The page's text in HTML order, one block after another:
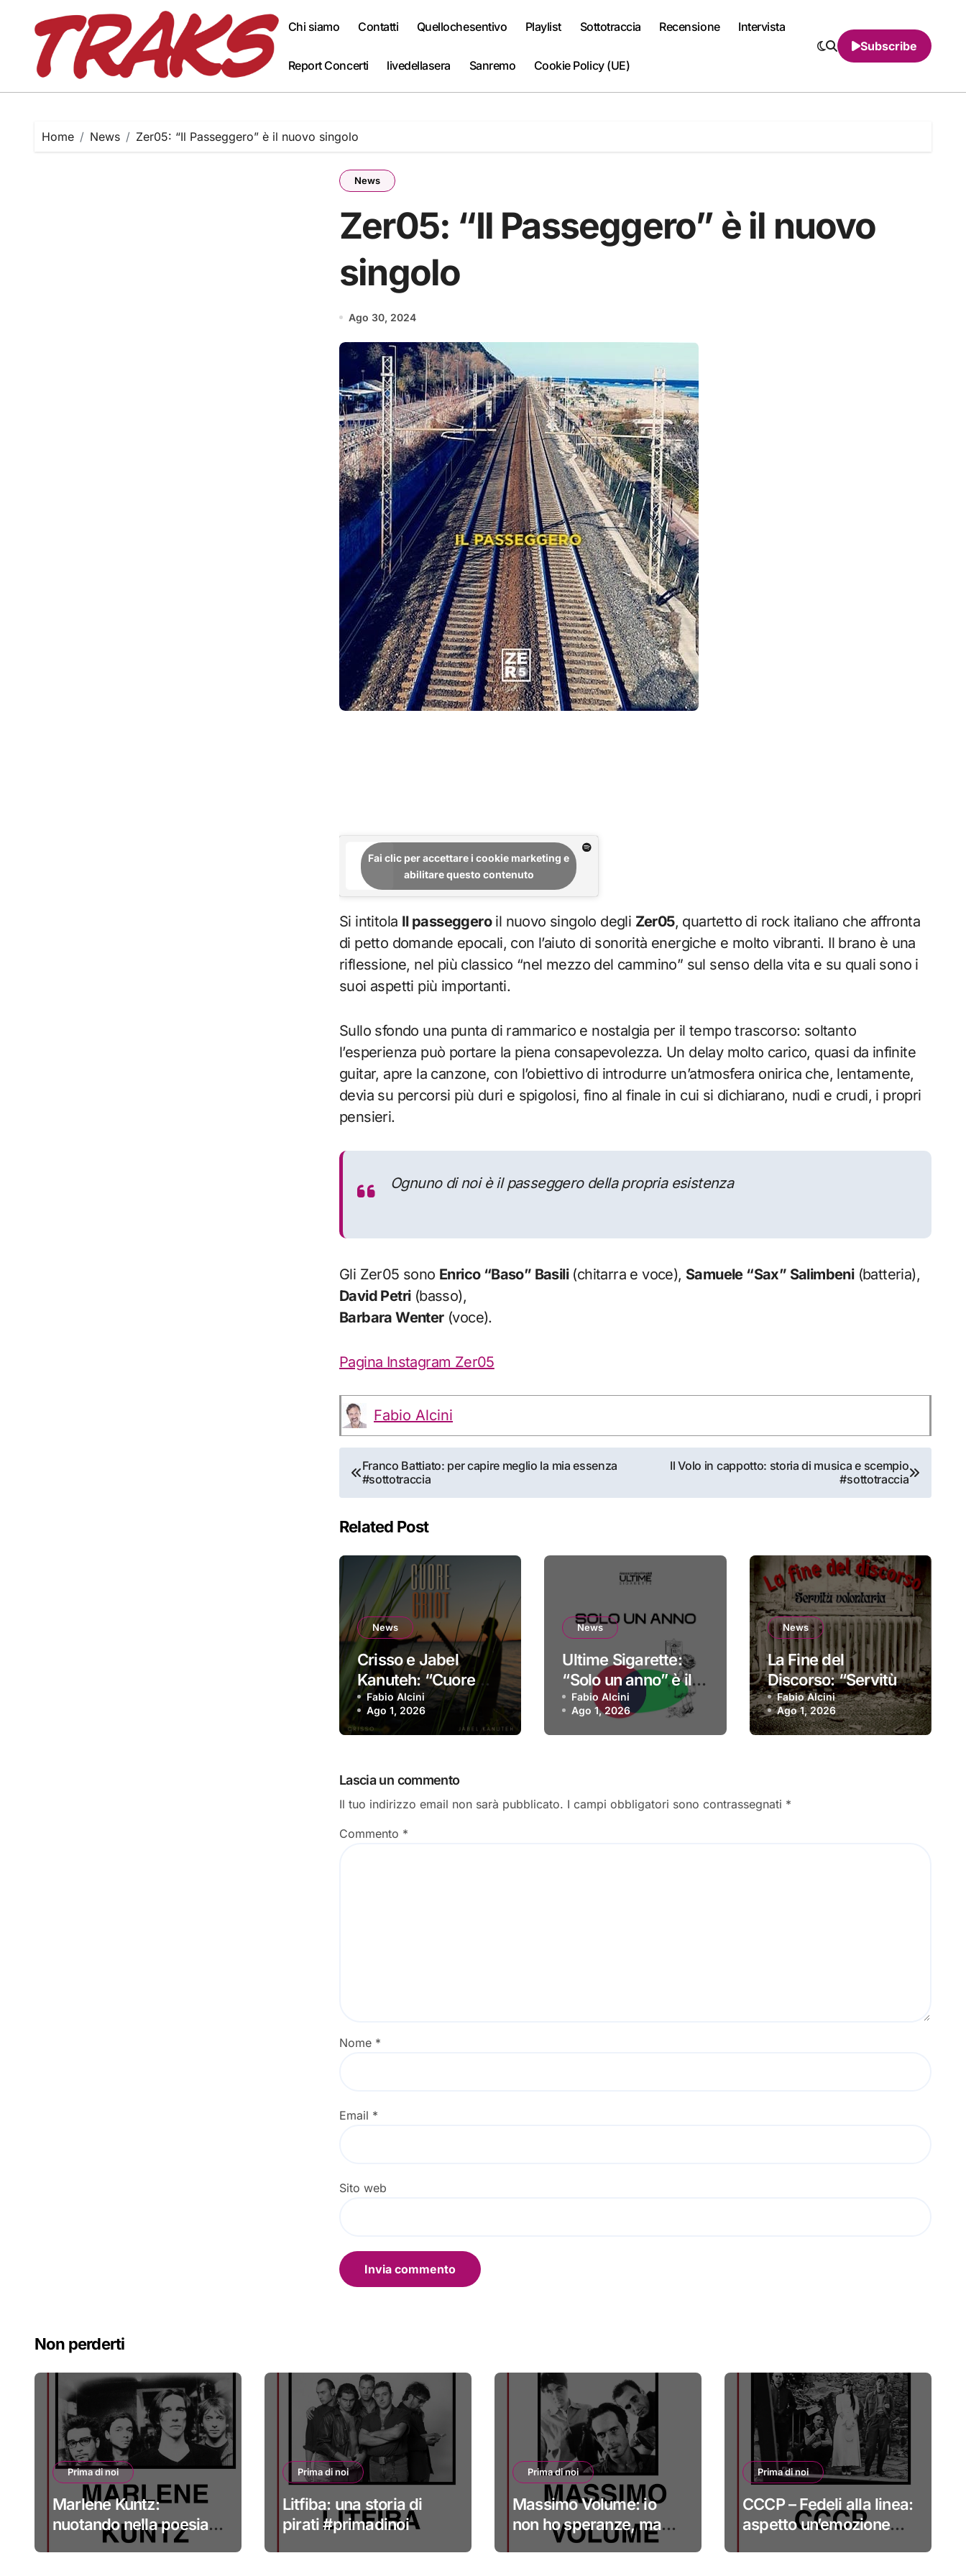
content
Chi siamo Contatti Quellochesentivo Playlist Sottotraccia Recensione Intervista
Report Concerti livedellasera Sanremo Cookie Policy (UE)
Subscribe
Home News Zer05: “Il Passeggero” è il nuovo singolo
News
Zer05: “Il Passeggero” è il nuovo
singolo
Ago 30, 2024
Fai clic per accettare i cookie marketing e
abilitare questo contenuto
Si intitola Il passeggeroil nuovo singolo degli Zer05, quartetto di rock italiano che affronta
di petto domande epocali, con l’aiuto di sonorità energiche e molto vibranti. Il brano è una
riflessione, nel più classico “nel mezzo del cammino” sul senso della vita e su quali sono i
suoi aspetti più importanti.
Sullo sfondo una punta di rammarico e nostalgia per il tempo trascorso: soltanto
l’esperienza può portare la piena consapevolezza. Un delay molto carico, quasi da infinite
guitar, apre la canzone, con l’obiettivo di introdurre un’atmosfera onirica che, lentamente,
devia su percorsi più duri e spigolosi, fino al finale in cui si dichiarano, nudi e crudi, i propri
pensieri.
Ognuno di noi è il passeggero della propria esistenza
Gli Zer05 sono Enrico “Baso” Basili(chitarra e voce), Samuele “Sax” Salimbeni(batteria),
David Petri(basso),
Barbara Wenter(voce).
Pagina Instagram Zer05
Fabio Alcini
Navigazione
articoli
Franco Battiato: per capire meglio la mia essenza
#sottotraccia
Il Volo in cappotto: storia di musica e scempio
#sottotraccia
Related Post
News
Crisso e Jabel
Kanuteh: “Cuore
Griot” è il nuovo
video
Fabio Alcini
Ago 1, 2026
News
Ultime Sigarette:
“Solo un anno” è il
singolo d’esordio
Fabio Alcini
Ago 1, 2026
News
La Fine del
Discorso: “Servitù
volontaria” è il
primo singolo
Fabio Alcini
Ago 1, 2026
Lascia un commento
Il tuo indirizzo email non sarà pubblicato. I campi obbligatori sono contrassegnati *
Commento *
Nome *
Email *
Sito web
Non perderti
Prima di noi
Marlene Kuntz:
nuotando nella poesia
#primadinoi
Prima di noi
Litfiba: una storia di
pirati #primadinoi
Prima di noi
Massimo Volume: io
non ho speranze, ma
credo nella cura
Prima di noi
CCCP – Fedeli alla linea:
aspetto un’emozione